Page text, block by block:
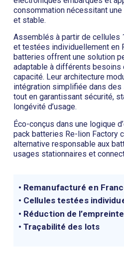
consommation nécessitant
et stable.
Assemblés à partir de cellules
et testées individuellement en
batteries offrent une solution
adaptable à différents besoins
capacité. Leur architecture
intégration simplifiée dans
tout en garantissant sécurité,
longévité d’usage.
Éco-conçus dans une logique
pack batteries Re-lion Factory
alternative responsable aux
usages stationnaires et
• Remanufacturé en
• Cellules testées
• Réduction de
• Traçabilité des lots